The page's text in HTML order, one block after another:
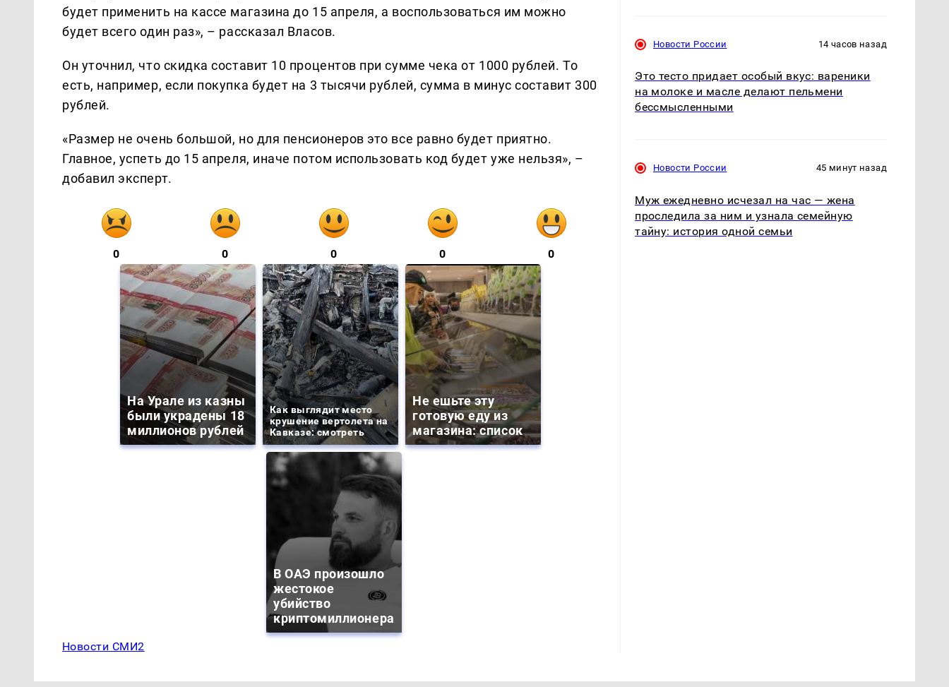
будет применить на кассе магазина до 15 апреля, а воспользоваться им можно
будет всего один раз», – рассказал Власов.
Он уточнил, что скидка составит 10 процентов при сумме чека от 1000 рублей. То
есть, например, если покупка будет на 3 тысячи рублей, сумма в минус составит 300
рублей.
«Размер не очень большой, но для пенсионеров это все равно будет приятно.
Главное, успеть до 15 апреля, иначе потом использовать код будет уже нельзя», –
добавил эксперт.
0 0 0 0 0
На Урале из казны
были украдены 18
миллионов рублей
Как выглядит место
крушение вертолета на
Кавказе: смотреть
Не ешьте эту
готовую еду из
магазина: список
В ОАЭ произошло
жестокое
убийство
криптомиллионера
Новости СМИ2
Новости России 14 часов назад
Это тесто придает особый вкус: вареники
на молоке и масле делают пельмени
бессмысленными
Новости России 45 минут назад
Муж ежедневно исчезал на час — жена
проследила за ним и узнала семейную
тайну: история одной семьи